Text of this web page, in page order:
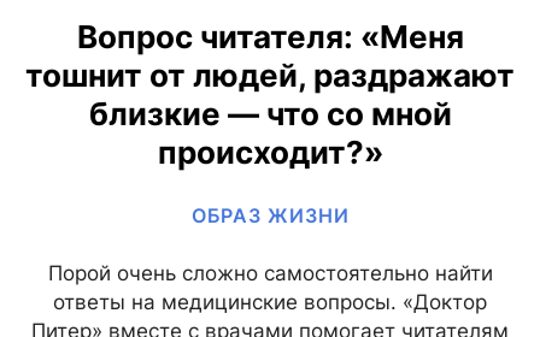
Вопрос читателя: «Меня
тошнит от людей, раздражают
близкие — что со мной
происходит?»
ОБРАЗ ЖИЗНИ
Порой очень сложно самостоятельно найти
ответы на медицинские вопросы. «Доктор
Питер» вместе с врачами помогает читателям